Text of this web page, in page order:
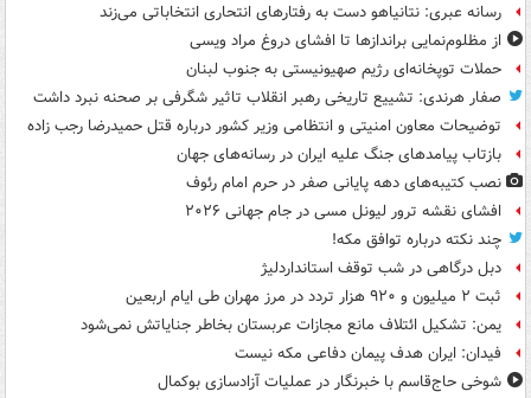
رسانه عبری: نتانیاهو دست به رفتارهای انتحاری انتخاباتی می‌زند
از مظلوم‌نمایی براندازها تا افشای دروغ مراد ویسی
حملات توپخانه‌ای رژیم صهیونیستی به جنوب لبنان
صفار هرندی: تشییع تاریخی رهبر انقلاب تاثیر شگرفی بر صحنه نبرد داشت
توضیحات معاون امنیتی و انتظامی وزیر کشور درباره قتل حمیدرضا رجب زاده
بازتاب پیامدهای جنگ علیه ایران در رسانه‌های جهان
نصب کتیبه‌های دهه پایانی صفر در حرم امام رئوف
افشای نقشه ترور لیونل مسی در جام جهانی ۲۰۲۶
چند نکته درباره توافق مکه!
دبل درگاهی در شب توقف استانداردلیژ
ثبت ۲ میلیون و ۹۲۰ هزار تردد در مرز مهران طی ایام اربعین
یمن: تشکیل ائتلاف مانع مجازات عربستان بخاطر جنایاتش نمی‌شود
فیدان: ایران هدف پیمان دفاعی مکه نیست
شوخی حاج‌قاسم با خبرنگار در عملیات آزادسازی بوکمال